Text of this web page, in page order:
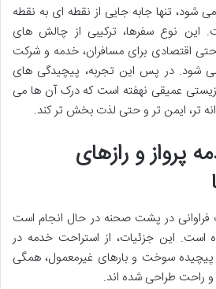
شود، تنها جابه جایی از نقطه ای به نقطه
این نوع سفرها، ترکیبی از چالش های
حتی اقتصادی برای مسافران، خدمه و شرکت
شود. در پس این تجربه، پیچیدگی های
عمیقی نهفته است که درک آن ها می
تر، ایمن تر و حتی لذت بخش تر کند.
پرواز و رازهای
فراوانی در پشت صحنه در حال انجام است
است. این جزئیات، از استراحت خدمه در
سوخت و بارهای غیرمعمول، همگی
و راحت طراحی شده اند.